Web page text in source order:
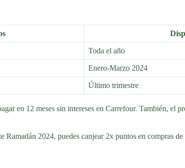
Toda el año
Enero-Marzo 2024
Último trimestre
en 12 meses sin intereses en Carrefour. También, el
2024, puedes canjear 2x puntos en compras